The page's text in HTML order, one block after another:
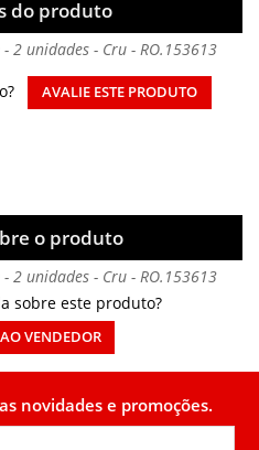
do produto
2 unidades - Cru - RO.153613
AVALIE ESTE PRODUTO
o produto
2 unidades - Cru - RO.153613
sobre este produto?
VENDEDOR
novidades e promoções.